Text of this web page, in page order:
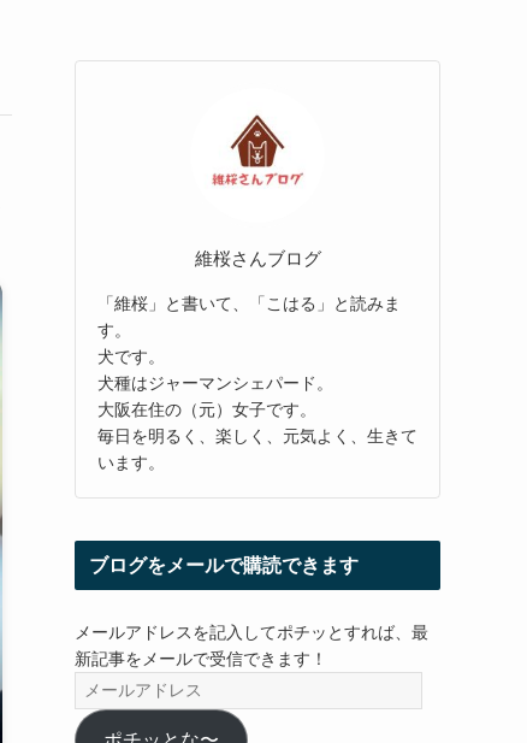
維桜さんブログ
「維桜」と書いて、「こはる」と読みま
す。
犬です。
犬種はジャーマンシェパード。
大阪在住の（元）女子です。
毎日を明るく、楽しく、元気よく、生きて
います。
ブログをメールで購読できます
メールアドレスを記入してポチッとすれば、最
新記事をメールで受信できます！
ー
ル